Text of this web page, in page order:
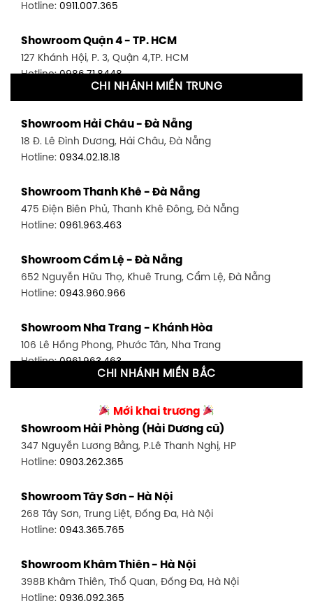
Hotline: 0911.007.365
Showroom Quận 4 - TP. HCM
127 Khánh Hội, P. 3, Quận 4,TP. HCM
Hotline:0986.71.8448
1411 Đường 3/2, P. 16, Quận 11, TP. HCM
Hotline:0906.256.759
1448 Huỳnh Tấn Phát, Phú Thuận, Quận 7, TP HCM
Hotline:0946.480.580
348 Đ. Bạch Đằng, P. 14, Bình Thạnh, TP HCM
Hotline:0902.716.230
591 Hoàng Văn Thụ, P. 4, Tân Bình, TP HCM
Hotline:0906.256.759
0986.71.8448
Showroom Thuận An - Bình Dương
66 đường DT743, An Phú, Thuận An, Bình Dương
Showroom Biên Hòa - Đồng Nai
452 Nguyễn Ái Quốc, Tân Tiến, TP. Biên Hòa, Đồng Nai
CHI NHÁNH MIỀN TRUNG
Showroom Hải Châu - Đà Nẵng
18 Đ. Lê Đình Dương, Hải Châu, Đà Nẵng
Hotline: 0934.02.18.18
Showroom Thanh Khê - Đà Nẵng
475 Điện Biên Phủ, Thanh Khê Đông, Đà Nẵng
Hotline: 0961.963.463
Showroom Cẩm Lệ - Đà Nẵng
652 Nguyễn Hữu Thọ, Khuê Trung, Cẩm Lệ, Đà Nẵng
Hotline: 0943.960.966
Showroom Nha Trang - Khánh Hòa
106 Lê Hồng Phong, Phước Tân, Nha Trang
Hotline:0961.963.463
27-29 Nguyễn Sỹ Sách, Hưng Bình, TP Vinh, Nghệ An
Hotline:0943.960.966
Showroom Buôn Ma Thuột
Hotline:0934.02.18.18
CHI NHÁNH MIỀN BẮC
Mới khai trương
Showroom Hải Phòng (Hải Dương cũ)
347 Nguyễn Lương Bằng, P.Lê Thanh Nghị, HP
Hotline: 0903.262.365
Showroom Tây Sơn - Hà Nội
268 Tây Sơn, Trung Liệt, Đống Đa, Hà Nội
Hotline: 0943.365.765
Showroom Khâm Thiên - Hà Nội
398B Khâm Thiên, Thổ Quan, Đống Đa, Hà Nội
Hotline: 0936.092.365